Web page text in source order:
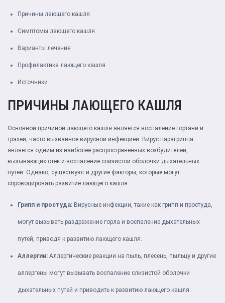
Причины лающего кашля
Симптомы лающего кашля
Варианты лечения
Профилактика лающего кашля
Источники
ПРИЧИНЫ ЛАЮЩЕГО КАШЛЯ
Основной причиной лающего кашля является воспаление гортани и
трахеи, часто вызванное вирусной инфекцией. Вирус парагриппа
является одним из наиболее распространенных возбудителей,
вызывающих отек и воспаление слизистой оболочки дыхательных
путей. Однако, существуют и другие факторы, которые могут
спровоцировать развитие лающего кашля:
Грипп и простуда: Вирусные инфекции, такие как грипп и простуда,
могут вызывать раздражение горла и воспаление дыхательных
путей, приводя к развитию лающего кашля.
Аллергии: Аллергические реакции на пыль, плесень, пыльцу и другие
аллергены могут вызывать воспаление слизистой оболочки
дыхательных путей и приводить к развитию лающего кашля.